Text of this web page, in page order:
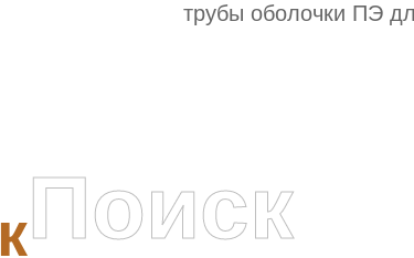
трубы оболочки ПЭ